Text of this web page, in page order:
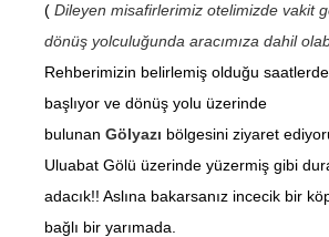
( Dileyen misafirlerimiz otelimizde vakit
dönüş yolculuğunda aracımıza dahil
Rehberimizin belirlemiş olduğu
başlıyor ve dönüş yolu üzerinde
bulunan Gölyazı bölgesini ziyaret
Uluabat Gölü üzerinde yüzermiş gibi
adacık!! Aslına bakarsanız incecik bir
bağlı bir yarımada.